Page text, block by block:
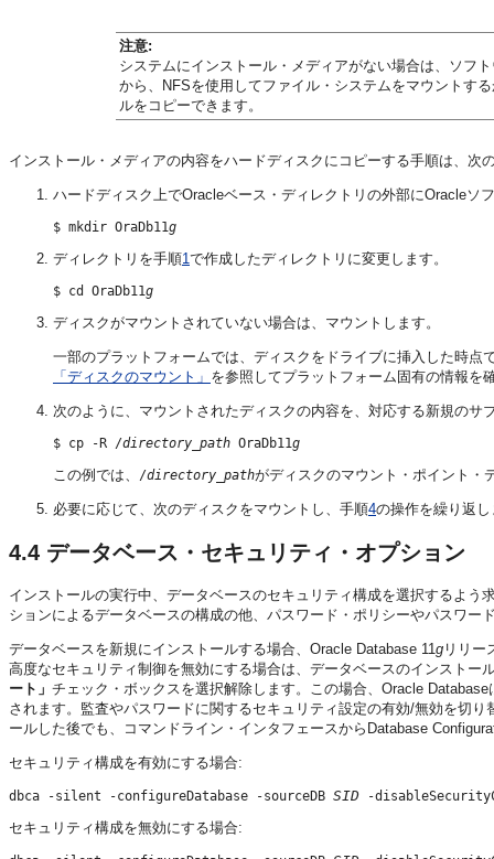
注意:
システムにインストール・メディアがない場合は、ソフ
から、NFSを使用してファイル・システムをマウントす
ルをコピーできます。
インストール・メディアの内容をハードディスクにコピーする手順は、次
ハードディスク上でOracleベース・ディレクトリの外部にOracleソ
$ mkdir OraDb11g
ディレクトリを手順1で作成したディレクトリに変更します。
$ cd OraDb11g
ディスクがマウントされていない場合は、マウントします。
一部のプラットフォームでは、ディスクをドライブに挿入した時
「ディスクのマウント」 を参照してプラットフォーム固有の情報を
次のように、マウントされたディスクの内容を、対応する新規のサ
$ cp -R /directory path OraDb11g
この例では、 /directory_pathがディスクのマウント・ポイント・
必要に応じて、次のディスクをマウントし、手順4の操作を繰り返し
4.4 データベース・セキュリティ・オプション
インストールの実行中、データベースのセキュリティ構成を選択するよ
ションによるデータベースの構成の他、パスワード・ポリシーやパスワー
データベースを新規にインストールする場合、Oracle Database 11 g リリー
高度なセキュリティ制御を無効にする場合は、データベースのインストー
ート」 チェック・ボックスを選択解除します。この場合、Oracle
されます。監査やパスワードに関するセキュリティ設定の有効/無効を切
ールした後でも、コマンドライン・インタフェースからDatabase
セキュリティ構成を有効にする場合:
dbca -silent -configureDatabase -sourceDB SID
セキュリティ構成を無効にする場合: